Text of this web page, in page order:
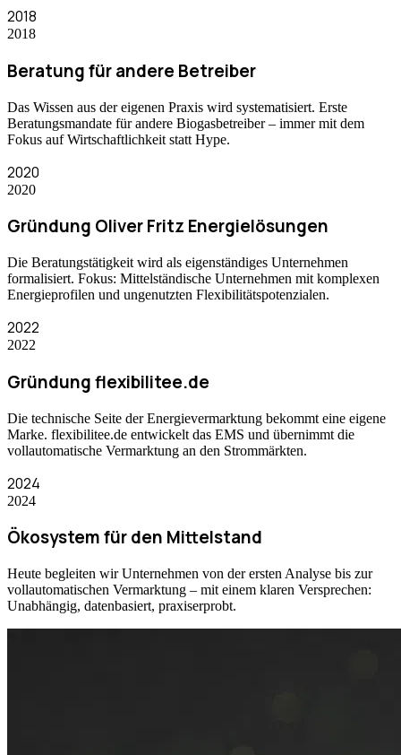
2018
2018
Beratung für andere Betreiber
Das Wissen aus der eigenen Praxis wird systematisiert. Erste
Beratungsmandate für andere Biogasbetreiber – immer mit dem
Fokus auf Wirtschaftlichkeit statt Hype.
2020
2020
Gründung Oliver Fritz Energielösungen
Die Beratungstätigkeit wird als eigenständiges Unternehmen
formalisiert. Fokus: Mittelständische Unternehmen mit komplexen
Energieprofilen und ungenutzten Flexibilitätspotenzialen.
2022
2022
Gründung flexibilitee.de
Die technische Seite der Energievermarktung bekommt eine eigene
Marke. flexibilitee.de entwickelt das EMS und übernimmt die
vollautomatische Vermarktung an den Strommärkten.
2024
2024
Ökosystem für den Mittelstand
Heute begleiten wir Unternehmen von der ersten Analyse bis zur
vollautomatischen Vermarktung – mit einem klaren Versprechen:
Unabhängig, datenbasiert, praxiserprobt.